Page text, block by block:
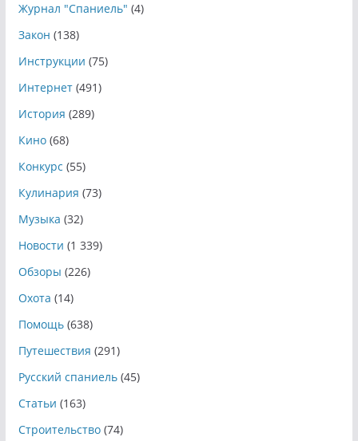
Журнал "Спаниель" (4)
Закон (138)
Инструкции (75)
Интернет(491)
История (289)
Кино(68)
Конкурс (55)
Кулинария (73)
Музыка (32)
Новости (1 339)
Обзоры (226)
Охота (14)
Помощь(638)
Путешествия (291)
Русский спаниель(45)
Статьи (163)
Строительство(74)